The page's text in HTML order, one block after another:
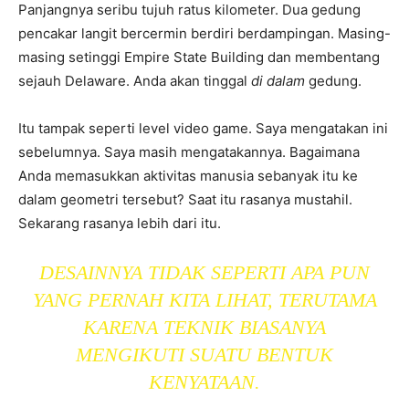
Panjangnya seribu tujuh ratus kilometer. Dua gedung
pencakar langit bercermin berdiri berdampingan. Masing-
masing setinggi Empire State Building dan membentang
sejauh Delaware. Anda akan tinggal di dalam gedung.
Itu tampak seperti level video game. Saya mengatakan ini
sebelumnya. Saya masih mengatakannya. Bagaimana
Anda memasukkan aktivitas manusia sebanyak itu ke
dalam geometri tersebut? Saat itu rasanya mustahil.
Sekarang rasanya lebih dari itu.
DESAINNYA TIDAK SEPERTI APA PUN
YANG PERNAH KITA LIHAT, TERUTAMA
KARENA TEKNIK BIASANYA
MENGIKUTI SUATU BENTUK
KENYATAAN.